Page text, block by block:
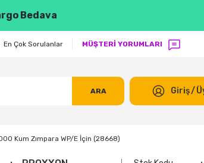
Bedava
En Çok Sorulanlar MÜŞTERİ YORUMLARI
ARA Giriş/
Kum Zımpara WP/E İçin (28668)